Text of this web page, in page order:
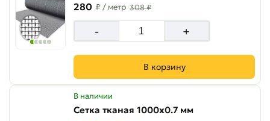
280 ₽ / метр 308 ₽
- +
В корзину
В наличии
Сетка тканая 1000х0.7 мм